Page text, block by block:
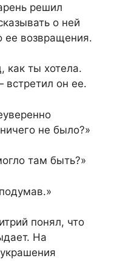
решил
о ней
ее возвращения.
как ты хотела.
он ее.
не было?»
там быть?»
понял, что
На